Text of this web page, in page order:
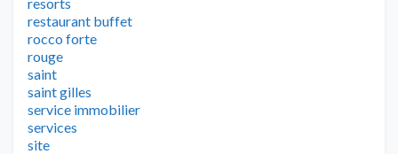
restaurant buffet
rocco forte
rouge
saint
saint gilles
service immobilier
services
site